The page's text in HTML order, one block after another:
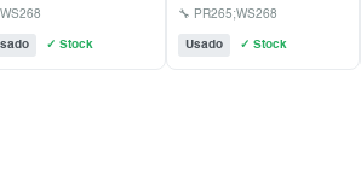
✓ Stock
PR265;WS268
🔧 PR265;WS268
Usado ✓ Stock